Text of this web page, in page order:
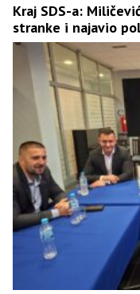
Kraj SDS-a:
stranke i najavio